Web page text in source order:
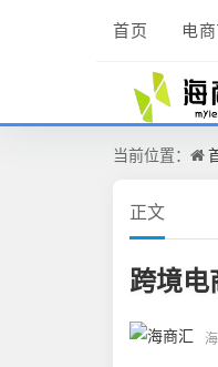
首页 电
当前位置：
正文
跨境